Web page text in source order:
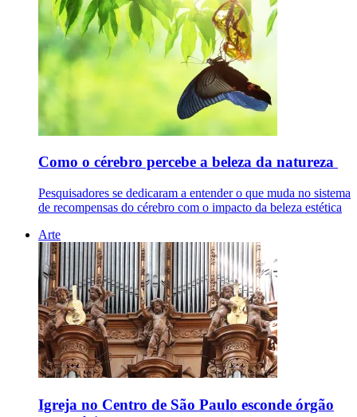
Como o cérebro percebe a beleza da natureza
Pesquisadores se dedicaram a entender o que muda no sistema
de recompensas do cérebro com o impacto da beleza estética
Arte
Igreja no Centro de São Paulo esconde órgão